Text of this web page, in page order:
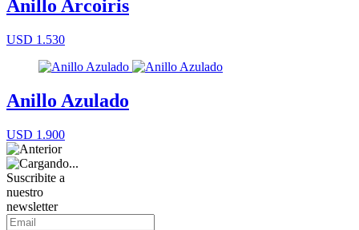
Anillo Arcoiris
USD 1.530
Anillo Azulado
USD 1.900
Suscribite a
nuestro
newsletter